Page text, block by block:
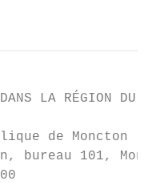
LA RÉGION DU
de Moncton
bureau 101,